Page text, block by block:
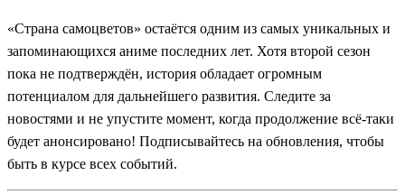
«Страна самоцветов» остаётся одним из самых уникальных и
запоминающихся аниме последних лет. Хотя второй сезон
пока не подтверждён, история обладает огромным
потенциалом для дальнейшего развития. Следите за
новостями и не упустите момент, когда продолжение всё-таки
будет анонсировано! Подписывайтесь на обновления, чтобы
быть в курсе всех событий.